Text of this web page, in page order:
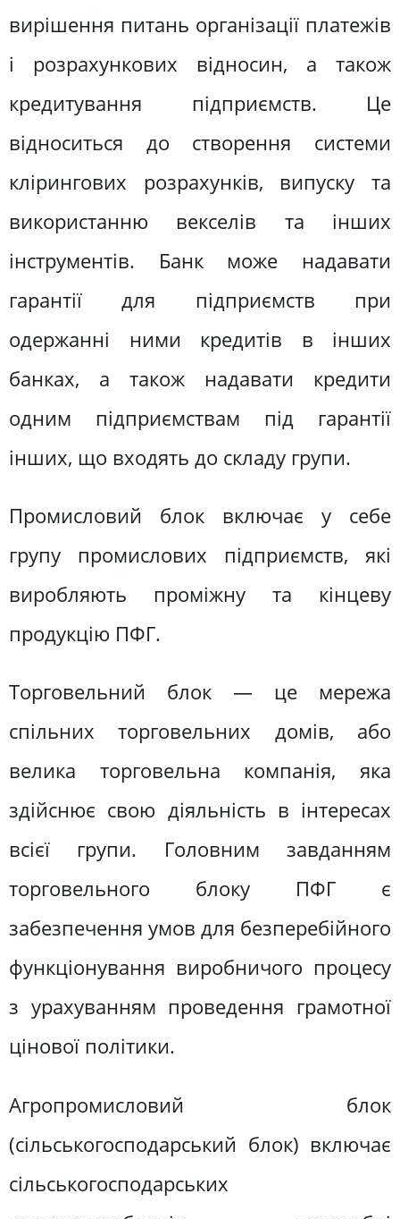
вирішення питань організації платежів
і розрахункових відносин, а також
кредитування підприємств. Це
відноситься до створення системи
клірингових розрахунків, випуску та
використанню векселів та інших
інструментів. Банк може надавати
гарантії для підприємств при
одержанні ними кредитів в інших
банках, а також надавати кредити
одним підприємствам під гарантії
інших, що входять до складу групи.
Промисловий блок включає у себе
групу промислових підприємств, які
виробляють проміжну та кінцеву
продукцію ПФГ.
Торговельний блок — це мережа
спільних торговельних домів, або
велика торговельна компанія, яка
здійснює свою діяльність в інтересах
всієї групи. Головним завданням
торговельного блоку ПФГ є
забезпечення умов для безперебійного
функціонування виробничого процесу
з урахуванням проведення грамотної
цінової політики.
Агропромисловий блок
(сільськогосподарський блок) включає
сільськогосподарських